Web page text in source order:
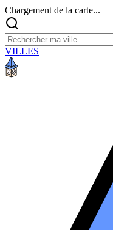
Chargement de la carte...
VILLES